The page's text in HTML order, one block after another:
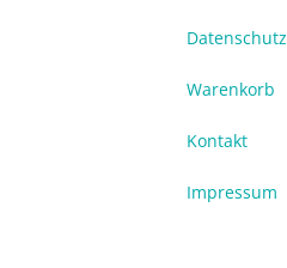
Datenschutz
Warenkorb
Kontakt
Impressum